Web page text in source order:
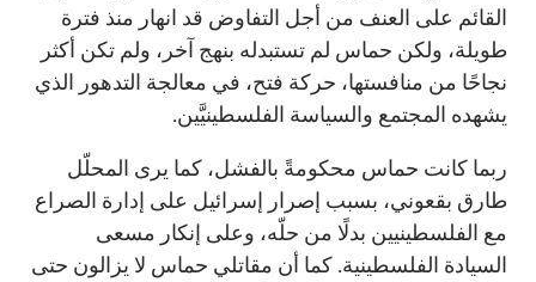
القائم على العنف من أجل التفاوض قد انهار منذ فترة
طويلة، ولكن حماس لم تستبدله بنهج آخر، ولم تكن أكثر
نجاحًا من منافستها، حركة فتح، في معالجة التدهور الذي
يشهده المجتمع والسياسة الفلسطينيَّين.
ربما كانت حماس محكومةً بالفشل، كما يرى المحلّل
طارق بقعوني، بسبب إصرار إسرائيل على إدارة الصراع
مع الفلسطينيين بدلًا من حلّه، وعلى إنكار مسعى
السيادة الفلسطينية. كما أن مقاتلي حماس لا يزالون حتى